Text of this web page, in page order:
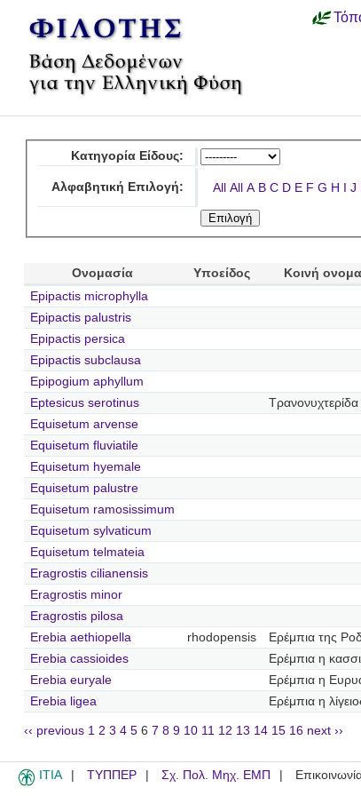
Κατηγορία Είδους:
Αλφαβητική Επιλογή: All All A B C D E F G H I J
Ονομασία Υποείδος Κοινή
Epipactis microphylla
Epipactis palustris
Epipactis persica
Epipactis subclausa
Epipogium aphyllum
Eptesicus serotinus
Τρανονυχτερίδα
Equisetum arvense
Equisetum fluviatile
Equisetum hyemale
Equisetum palustre
Equisetum ramosissimum
Equisetum sylvaticum
Equisetum telmateia
Eragrostis cilianensis
Eragrostis minor
Eragrostis pilosa
Erebia aethiopella
rhodopensis
Ερέμπια της
Erebia cassioides
Ερέμπια η
Erebia euryale
Ερέμπια η
Erebia ligea
Ερέμπια η
‹‹ previous 1 2 3 4 5 6 7 8 9 10 11 12 13 14 15 16 next ››
ITIA ΤΥΠΠΕΡ Σχ. Πολ. Μηχ. ΕΜΠ